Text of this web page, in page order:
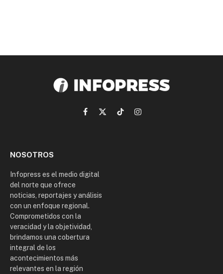
Facebook
X
TikTokInstagram
NOSOTROS
Infopress es el medio digital
del norte que ofrece
noticias, reportajes y análisis
con un enfoque regional.
Comprometidos con la
veracidad y la objetividad,
brindamos una cobertura
integral de los
acontecimientos más
relevantes en la región